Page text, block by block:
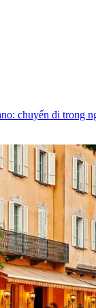
chuyến đi trong